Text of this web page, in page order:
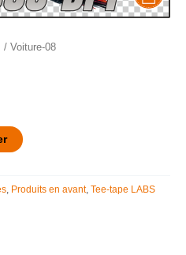
/ Voiture-08
Produits en avant, Tee-tape LABS